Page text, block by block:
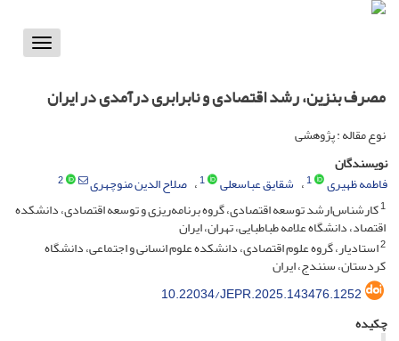
Toggle
مصرف بنزین، رشد اقتصادی و نابرابری درآمدی در ایران
نوع مقاله : پژوهشی
نویسندگان
فاطمه ظهیری
1 شقایق عباسعلی 1 صلاح الدین منوچهری
2
1کارشناس‌ارشد توسعه اقتصادی، گروه برنامه‌ریزی و توسعه اقتصادی، دانشکده
اقتصاد، دانشگاه علامه طباطبایی، تهران، ایران
2استادیار، گروه علوم اقتصادی، دانشکده علوم انسانی و اجتماعی، دانشگاه
کردستان، سنندج، ایران
10.22034/JEPR.2025.143476.1252
چکیده